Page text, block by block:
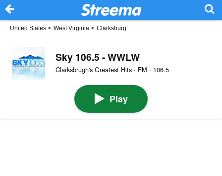
United States > West Virginia > Clarksburg
Sky 106.5 - WWLW
Clarksbrugh's Greatest Hits · FM · 106.5
Play